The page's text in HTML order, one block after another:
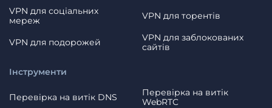
VPN для соціальних
мереж
VPN для торентів
VPN для подорожей
VPN для заблокованих
сайтів
Інструменти
Перевірка на витік DNS
Перевірка на витік
WebRTC